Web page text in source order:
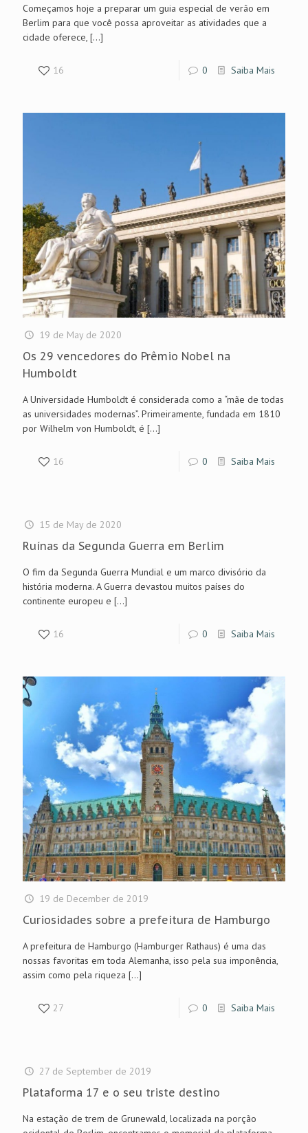
Começamos hoje a preparar um guia especial de verão em
Berlim para que você possa aproveitar as atividades que a
cidade oferece, […]
16 0 Saiba Mais
19 de May de 2020
Os 29 vencedores do Prêmio Nobel na
Humboldt
A Universidade Humboldt é considerada como a “mãe de todas
as universidades modernas”. Primeiramente, fundada em 1810
por Wilhelm von Humboldt, é […]
16 0 Saiba Mais
15 de May de 2020
Ruínas da Segunda Guerra em Berlim
O fim da Segunda Guerra Mundial e um marco divisório da
história moderna. A Guerra devastou muitos países do
continente europeu e […]
16 0 Saiba Mais
19 de December de 2019
Curiosidades sobre a prefeitura de Hamburgo
A prefeitura de Hamburgo (Hamburger Rathaus) é uma das
nossas favoritas em toda Alemanha, isso pela sua imponência,
assim como pela riqueza […]
27 0 Saiba Mais
27 de September de 2019
Plataforma 17 e o seu triste destino
Na estação de trem de Grunewald, localizada na porção